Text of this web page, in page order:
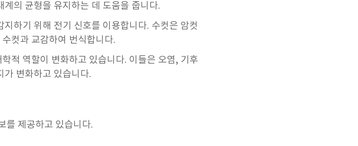
의 균형을 유지하는 데 도움을 줍니다.
하기 위해 전기 신호를 이용합니다. 수컷은 암컷
컷과 교감하여 번식합니다.
적 역할이 변화하고 있습니다. 이들은 오염, 기후
가 변화하고 있습니다.
를 제공하고 있습니다.